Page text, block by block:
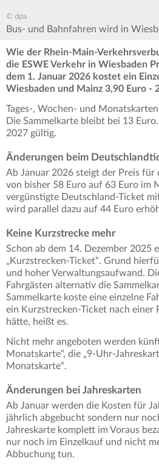
© dpa
Bus- und Bahnfahren wird in
Wie der Rhein-Main-
die ESWE Verkehr in Wiesbaden
dem 1. Januar 2026 kostet ein
Wiesbaden und Mainz 3,90 Euro -
Tages-, Wochen- und
Die Sammelkarte bleibt bei 13
2027 gültig.
Änderungen beim
Ab Januar 2026 steigt der Preis
von bisher 58 Euro auf 63 Euro im
vergünstigte Deutschland-Ticket
wird parallel dazu auf 44 Euro
Keine Kurzstrecke mehr
Schon ab dem 14. Dezember 2025
„Kurzstrecken-Ticket“. Grund
und hoher Verwaltungsaufwand.
Fahrgästen alternativ die
Sammelkarte koste eine einzelne
ein Kurzstrecken-Ticket nach einer
hätte, heißt es.
Nicht mehr angeboten werden
Monatskarte“, die „9-Uhr-
Monatskarte“.
Änderungen bei Jahreskarten
Ab Januar werden die Kosten für
jährlich abgebucht sondern nur
Jahreskarte komplett im Voraus
nur noch im Einzelkauf und nicht
Abbuchung tun.